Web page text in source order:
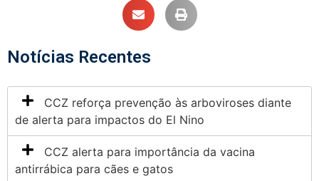
Notícias Recentes
CCZ reforça prevenção às arboviroses diante
de alerta para impactos do El Nino
CCZ alerta para importância da vacina
antirrábica para cães e gatos